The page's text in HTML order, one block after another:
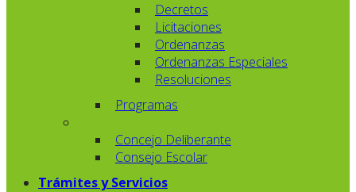
Decretos
Licitaciones
Ordenanzas
Ordenanzas Especiales
Resoluciones
Programas
Concejo Deliberante
Consejo Escolar
Trámites y Servicios